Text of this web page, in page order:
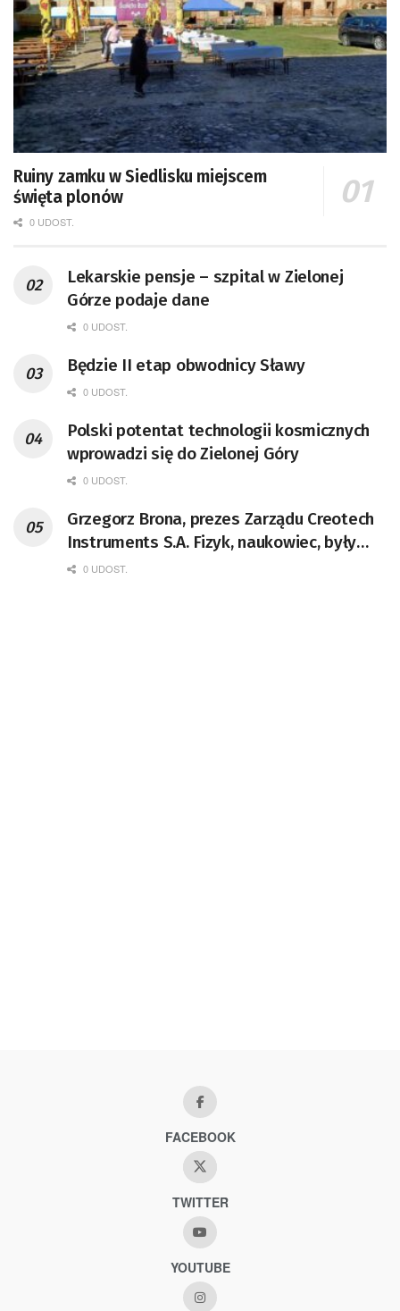
Ruiny zamku w Siedlisku miejscem
święta plonów
0 UDOST.
Lekarskie pensje – szpital w Zielonej
Górze podaje dane
0 UDOST.
Będzie II etap obwodnicy Sławy
0 UDOST.
Polski potentat technologii kosmicznych
wprowadzi się do Zielonej Góry
0 UDOST.
Grzegorz Brona, prezes Zarządu Creotech
Instruments S.A. Fizyk, naukowiec, były
pracownik CERN w Genewie,
0 UDOST.
FACEBOOK
TWITTER
YOUTUBE